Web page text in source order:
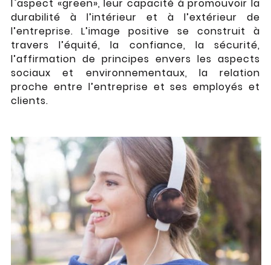
l`aspect «green», leur capacité à promouvoir la
durabilité à l’intérieur et à l’extérieur de
l’entreprise. L’image positive se construit à
travers l’équité, la confiance, la sécurité,
l’affirmation de principes envers les aspects
sociaux et environnementaux, la relation
proche entre l’entreprise et ses employés et
clients.